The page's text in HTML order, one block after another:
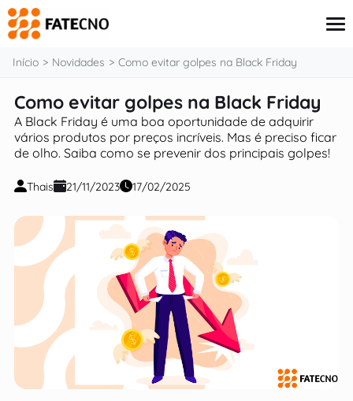
o
conteúdo
Aplicativos
Tutoriais
Governo
Finanças
Início Novidades Como evitar golpes na Black Friday
Como evitar golpes na Black Friday
A Black Friday é uma boa oportunidade de adquirir
vários produtos por preços incríveis. Mas é preciso ficar
de olho. Saiba como se prevenir dos principais golpes!
Thais 21/11/2023 17/02/2025